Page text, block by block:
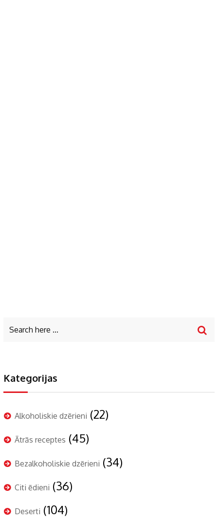
Kategorijas
Alkoholiskie dzērieni (22)
Ātrās receptes (45)
Bezalkoholiskie dzērieni (34)
Citi ēdieni (36)
Deserti (104)